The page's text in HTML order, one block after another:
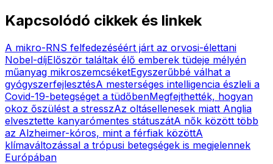
Kapcsolódó cikkek és linkek
A mikro-RNS felfedezéséért járt az orvosi-élettani
Nobel-díjElőször találtak élő emberek tüdeje mélyén
műanyag mikroszemcséketEgyszerűbbé válhat a
gyógyszerfejlesztésA mesterséges intelligencia észleli a
Covid-19-betegséget a tüdőbenMegfejthették, hogyan
okoz őszülést a stresszAz oltásellenesek miatt Anglia
elvesztette kanyarómentes státuszátA nők között több
az Alzheimer-kóros, mint a férfiak közöttA
klímaváltozással a trópusi betegségek is megjelennek
Európában